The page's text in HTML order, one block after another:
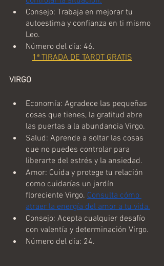
Consejo: Trabaja en mejorar tu
autoestima y confianza en ti mismo
Leo.
Número del día: 46.
1ª TIRADA DE TAROT GRATIS
VIRGO
Economía: Agradece las pequeñas
cosas que tienes, la gratitud abre
las puertas a la abundancia Virgo.
Salud: Aprende a soltar las cosas
que no puedes controlar para
liberarte del estrés y la ansiedad.
Amor: Cuida y protege tu relación
como cuidarías un jardín
floreciente Virgo. Consulta cómo
atraer la energía del amor a tu vida.
Consejo: Acepta cualquier desafío
con valentía y determinación Virgo.
Número del día: 24.